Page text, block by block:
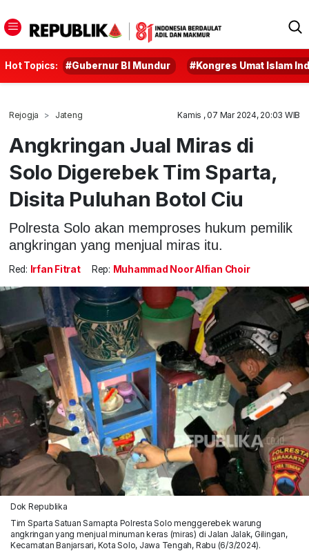
Hot Topics: #Gubernur BI Mundur #Kongres Umat Islam
Rejogja Jateng Kamis , 07 Mar 2024, 20:03 WIB
Angkringan Jual Miras di
Solo Digerebek Tim Sparta,
Disita Puluhan Botol Ciu
Polresta Solo akan memproses hukum pemilik
angkringan yang menjual miras itu.
Red: Irfan Fitrat Rep: Muhammad Noor Alfian Choir
Dok Republika
Tim Sparta Satuan Samapta Polresta Solo menggerebek warung
angkringan yang menjual minuman keras (miras) di Jalan Jalak, Gilingan,
Kecamatan Banjarsari, Kota Solo, Jawa Tengah, Rabu (6/3/2024).